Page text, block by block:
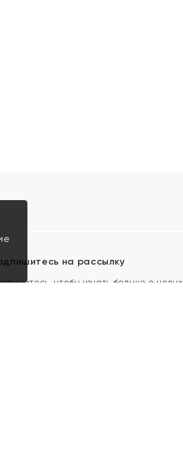
на рассылку
чтобы узнать больше о новых